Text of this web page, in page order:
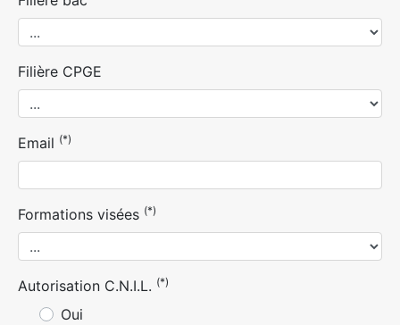
Filière CPGE
Email (*)
Formations visées (*)
Autorisation C.N.I.L. (*)
Oui